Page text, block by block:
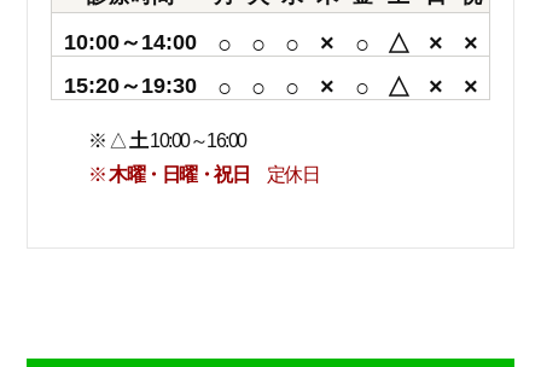
10:00～14:00
○ ○ ○ × ○ △ × ×
15:20～19:30 ○ ○ ○ × ○ △ × ×
※ △ 土10:00～16:00
※木曜・日曜・祝日 定休日